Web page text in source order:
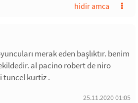
hidir amca
merak eden başlıktır. benim
al pacino robert de niro
tuncel kurtiz .
25.11.2020 01:05